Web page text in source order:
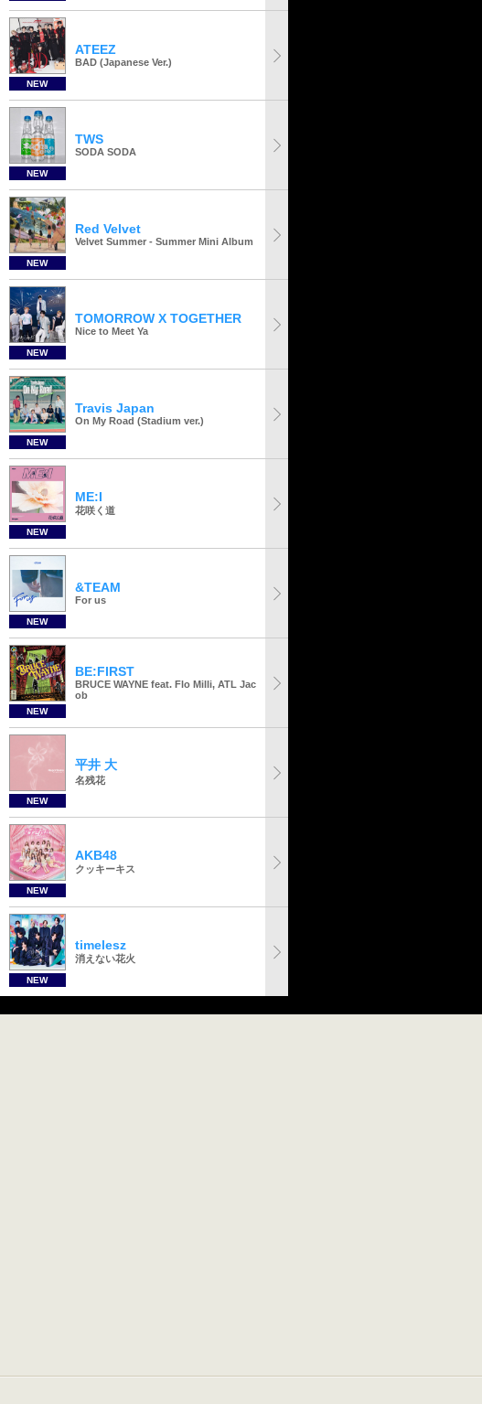
NEW
ATEEZ
BAD (Japanese Ver.)
NEW
TWS
SODA SODA
NEW
Red Velvet
Velvet Summer - Summer Mini Album
NEW
TOMORROW X TOGETHER
Nice to Meet Ya
NEW
Travis Japan
On My Road (Stadium ver.)
NEW
ME:I
花咲く道
NEW
&TEAM
For us
NEW
BE:FIRST
BRUCE WAYNE feat. Flo Milli, ATL Jac
ob
NEW
平井 大
名残花
NEW
AKB48
クッキーキス
NEW
timelesz
消えない花火